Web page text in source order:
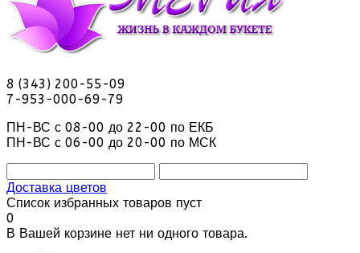
8 (343) 200-55-09
7-953-000-69-79
ПН-ВС с 08-00 до 22-00 по ЕКБ
ПН-ВС с 06-00 до 20-00 по МСК
Доставка цветов
Список избранных товаров пуст
0
В Вашей корзине нет ни одного товара.